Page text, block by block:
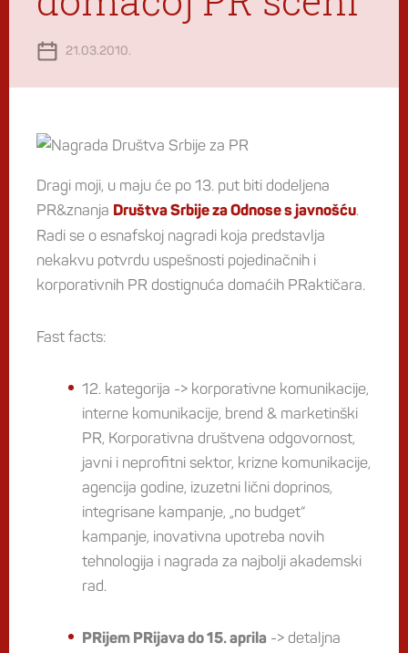
21.03.2010.
Dragi moji, u maju će po 13. put biti dodeljena
PR&znanja Društva Srbije za Odnose s javnošću.
Radi se o esnafskoj nagradi koja predstavlja
nekakvu potvrdu uspešnosti pojedinačnih i
korporativnih PR dostignuća domaćih PRaktičara.
Fast facts:
12. kategorija -> korporativne komunikacije,
interne komunikacije, brend & marketinški
PR, Korporativna društvena odgovornost,
javni i neprofitni sektor, krizne komunikacije,
agencija godine, izuzetni lični doprinos,
integrisane kampanje, „no budget“
kampanje, inovativna upotreba novih
tehnologija i nagrada za najbolji akademski
rad.
PRijem PRijava do 15. aprila -> detaljna